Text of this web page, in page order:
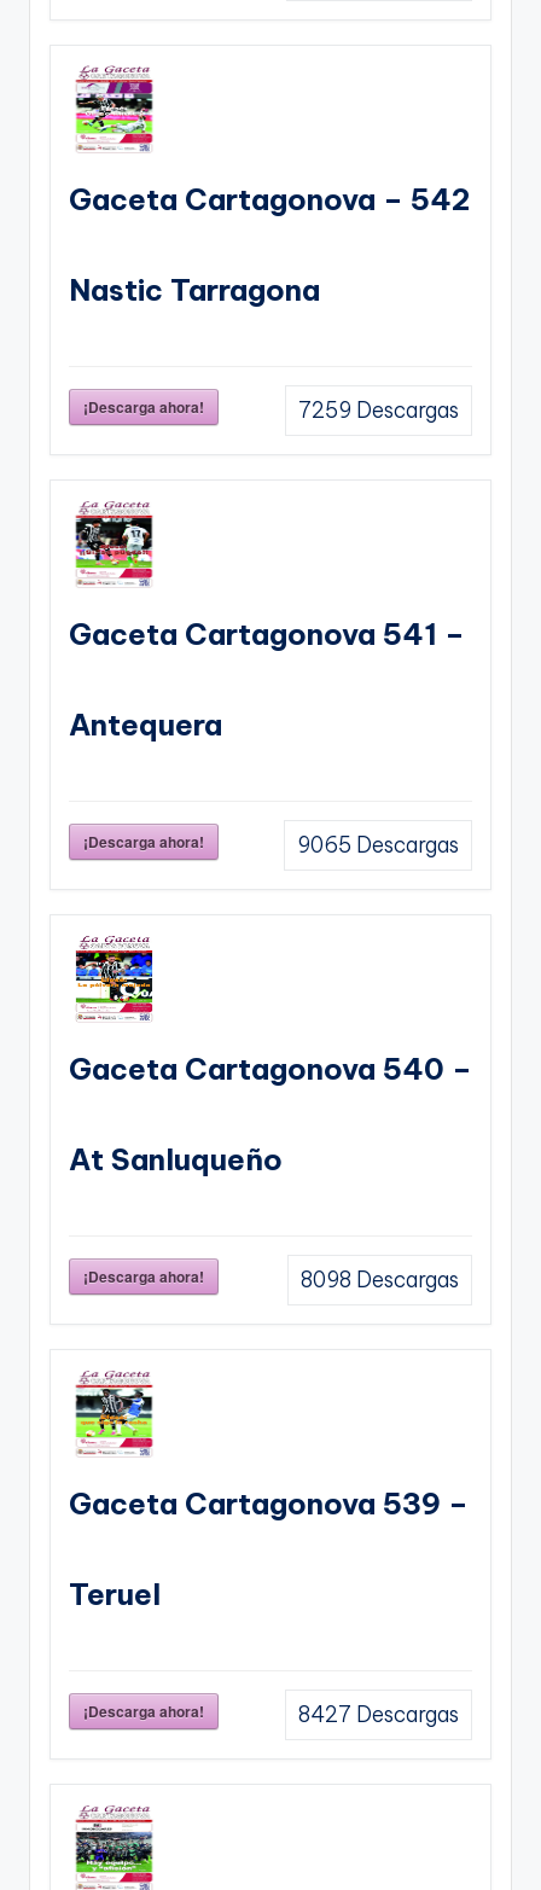
Gaceta Cartagonova – 542
Nastic Tarragona
¡Descarga ahora! 7259 Descargas
Gaceta Cartagonova 541 –
Antequera
¡Descarga ahora! 9065 Descargas
Gaceta Cartagonova 540 –
At Sanluqueño
¡Descarga ahora! 8098 Descargas
Gaceta Cartagonova 539 –
Teruel
¡Descarga ahora! 8427 Descargas